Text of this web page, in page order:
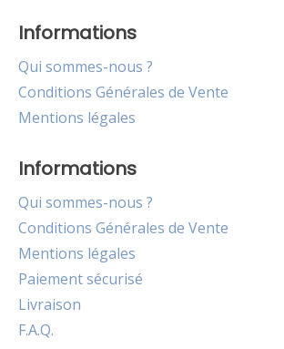
Informations
Qui sommes-nous ?
Conditions Générales de Vente
Mentions légales
Informations
Qui sommes-nous ?
Conditions Générales de Vente
Mentions légales
Paiement sécurisé
Livraison
F.A.Q.